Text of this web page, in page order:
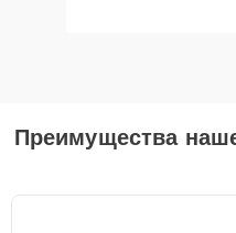
Преимущества